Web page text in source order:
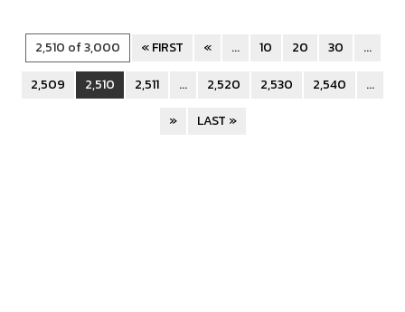
2,510 of 3,000 « FIRST « ... 10 20 30
...
2,509
2,510 2,511 ... 2,520 2,530 2,540
...
»
LAST »